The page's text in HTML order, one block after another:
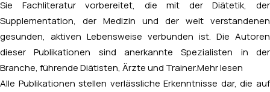
Sie Fachliteratur vorbereitet, die mit der Diätetik, der
Supplementation, der Medizin und der weit verstandenen
gesunden, aktiven Lebensweise verbunden ist. Die Autoren
dieser Publikationen sind anerkannte Spezialisten in der
Branche, führende Diätisten, Ärzte und Trainer.Mehr lesen
Alle Publikationen stellen verlässliche Erkenntnisse dar, die auf